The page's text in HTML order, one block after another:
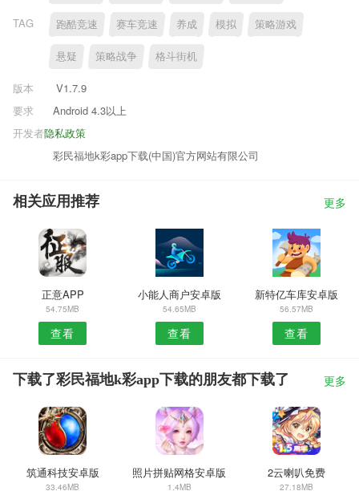
TAG 跑酷竞速 赛车竞速 养成 模拟 策略游戏
悬疑 策略战争 格斗街机
版本
V1.7.9
要求
Android 4.3以上
隐私政策
开发者
彩民福地k彩app下载(中国)官方网站有限公司
相关应用推荐 更多
正意APP
54.75MB
查看
小能人商户安卓版
54.65MB
查看
新特亿车库安卓版
56.57MB
查看
下载了彩民福地k彩app下载的朋友都下载了 更多
筑通科技安卓版
33.46MB
照片拼贴网格安卓版
1.4MB
2云喇叭免费
27.18MB